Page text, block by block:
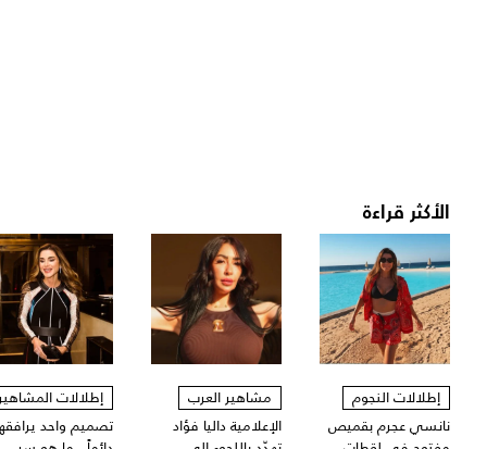
الأكثر قراءة
إطلالات النجوم
نانسي عجرم بقميص
مشاهير العرب
الإعلامية داليا فؤاد
إطلالات
تصميم واحد